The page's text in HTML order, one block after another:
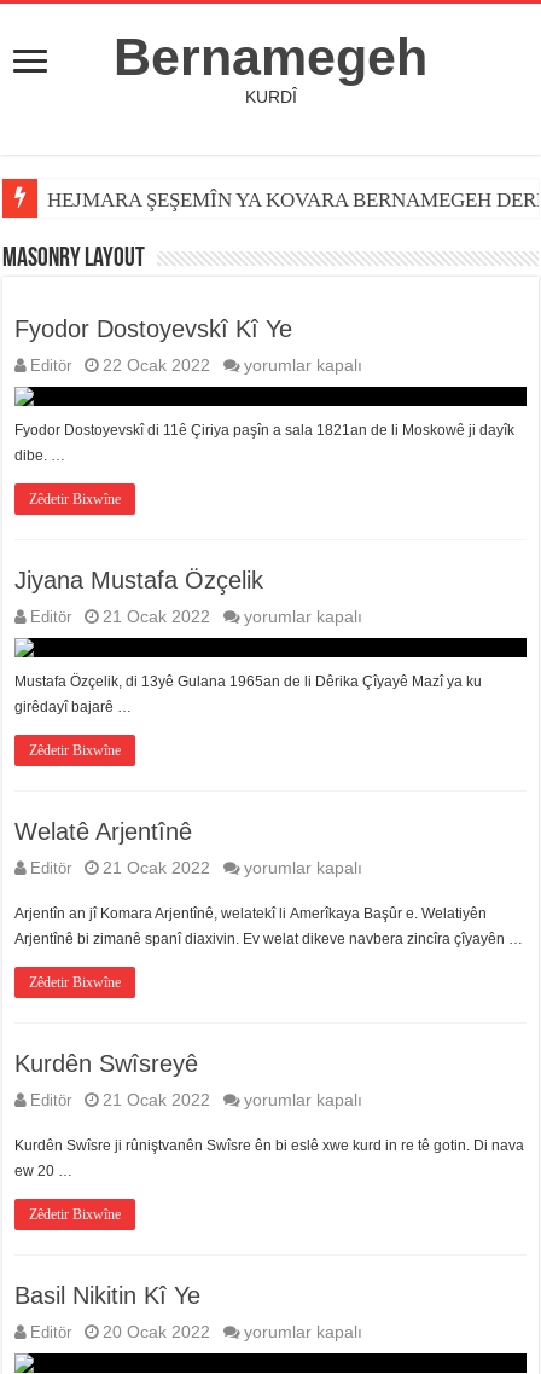
Bernamegeh
KURDÎ
HEJMARA ŞEŞEMÎN YA KOVARA BERNAMEGEH
Masonry Layout
Fyodor Dostoyevskî Kî Ye
Editör 22 Ocak 2022
Fyodor
Dostoyevskî
Ye
için
yorumlar kapalı
Fyodor Dostoyevskî di 11ê Çiriya paşîn a sala 1821an de li Moskowê ji dayîk
dibe. …
Zêdetir Bixwîne
Jiyana Mustafa Özçelik
Editör 21 Ocak 2022
Jiyana
Mustafa
yorumlar kapalı
Mustafa Özçelik, di 13yê Gulana 1965an de li Dêrika Çîyayê Mazî ya ku
girêdayî bajarê …
Zêdetir Bixwîne
Welatê Arjentînê
Editör 21 Ocak 2022
Welatê
için
yorumlar kapalı
Arjentîn an jî Komara Arjentînê, welatekî li Amerîkaya Başûr e. Welatiyên
Arjentînê bi zimanê spanî diaxivin. Ev welat dikeve navbera zincîra çîyayên …
Zêdetir Bixwîne
Kurdên Swîsreyê
Editör 21 Ocak 2022
Kurdên
için
yorumlar kapalı
Kurdên Swîsre ji rûniştvanên Swîsre ên bi eslê xwe kurd in re tê gotin. Di nava
ew 20 …
Zêdetir Bixwîne
Basil Nikitin Kî Ye
Editör 20 Ocak 2022
Basil
Nikitin
yorumlar kapalı